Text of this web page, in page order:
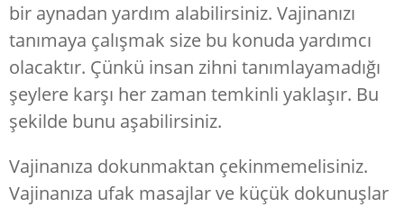
bir aynadan yardım alabilirsiniz. Vajinanızı
tanımaya çalışmak size bu konuda yardımcı
olacaktır. Çünkü insan zihni tanımlayamadığı
şeylere karşı her zaman temkinli yaklaşır. Bu
şekilde bunu aşabilirsiniz.
Vajinanıza dokunmaktan çekinmemelisiniz.
Vajinanıza ufak masajlar ve küçük dokunuşlar